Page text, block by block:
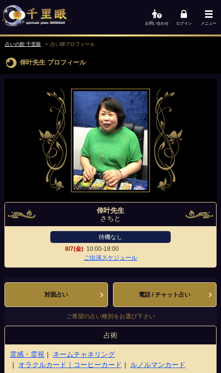
お問い合わせ ログイン メニュー
占いの館 千里眼 占い師プロフィール
倖叶先生 プロフィール
倖叶先生
さちと
待機なし
8/7(金) 10:00-18:00
ご出演スケジュール
対面占い 電話 / チャット占い
ご希望の占い種別をお選び下さい
占術
霊感・霊視
ネームチャネリング
オラクルカード｜コーヒーカード
ルノルマンカード